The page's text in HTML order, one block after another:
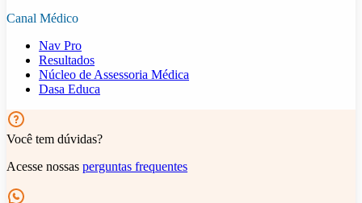
Canal Médico
Nav Pro
Resultados
Núcleo de Assessoria Médica
Dasa Educa
Você tem dúvidas?
Acesse nossas perguntas frequentes